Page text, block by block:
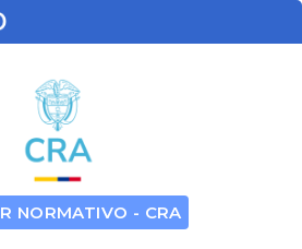
NORMATIVO - CRA